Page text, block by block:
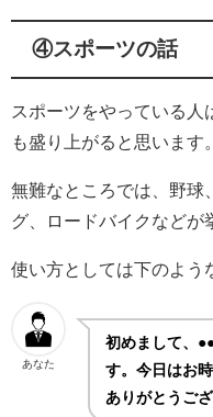
④スポーツの話
スポーツをやっている人
も盛り上がると思います。
無難なところでは、野球
グ、ロードバイクなどが
使い方としては下のよう
あなた
初めまして、
す。今日はお
ありがとうござ